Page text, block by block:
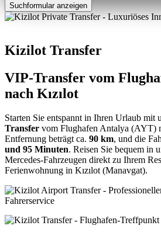
Suchformular anzeigen
Kizilot Transfer
VIP-Transfer vom
nach Kızılot
Starten Sie entspannt in Ihren Urlaub mit
Transfer vom Flughafen Antalya (AYT)
Entfernung beträgt ca. 90 km, und die
und 95 Minuten. Reisen Sie bequem in
Mercedes-Fahrzeugen direkt zu Ihrem
Ferienwohnung in Kızılot (Manavgat).